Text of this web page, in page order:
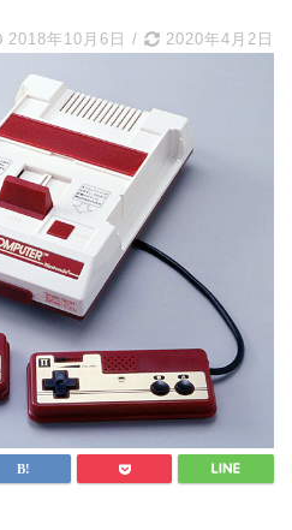
2018年10月6日 / 2020年4月2日